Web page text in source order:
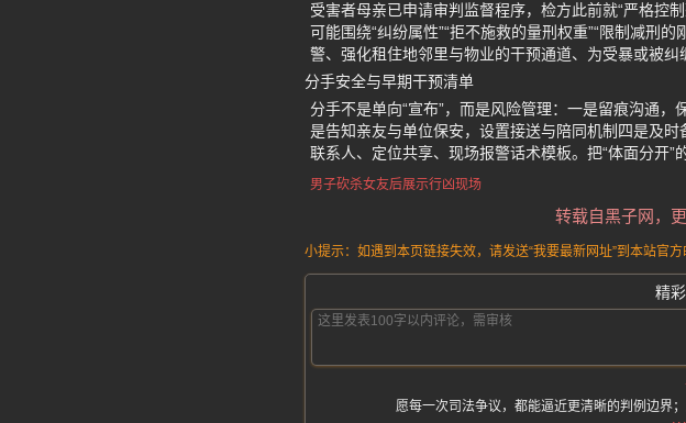
受害者母亲已申请审判监督程序，检方此前就“严格控
可能围绕“纠纷属性”“拒不施救的量刑权重”“限制减刑
警、强化租住地邻里与物业的干预通道、为受暴或被纠
分手安全与早期干预清单
分手不是单向“宣布”，而是风险管理：一是留痕沟通
是告知亲友与单位保安，设置接送与陪同机制四是及
联系人、定位共享、现场报警话术模板。把“体面分开”
男子砍杀女友后展示行凶现场
转载自黑子网，
小提示：如遇到本页链接失效，请发送“我要最新网址”到本站官
精
愿每一次司法争议，都能逼近更清晰的判例边界